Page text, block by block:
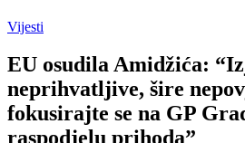
Vijesti
EU osudila Amidžića:
neprihvatljive, šire
fokusirajte se na GP
raspodjelu prihoda”